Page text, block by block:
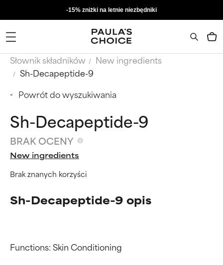
-15% zniżki na letnie niezbędniki
Słownik składników
New ingredients
Sh-Decapeptide-9
Powrót do wyszukiwania
Sh-Decapeptide-9
BRAK OCENY
New ingredients
Brak znanych korzyści
Sh-Decapeptide-9 opis
Functions: Skin Conditioning